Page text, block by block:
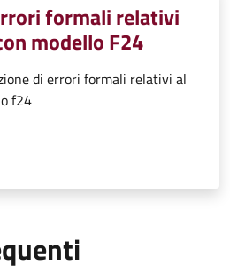
formali relativi
modello F24
di errori formali relativi al
f24